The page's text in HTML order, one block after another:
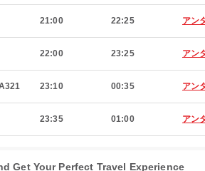
21:00 22:25 アン
22:00 23:25 アン
23:10 00:35 アン
23:35 01:00 アン
Get Your Perfect Travel Experience